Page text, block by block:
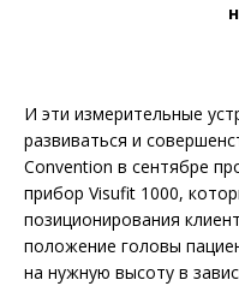
И эти измерительные
развиваться и
Convention в сентябре
прибор Visufit 1000,
позиционирования
положение головы
на нужную высоту в